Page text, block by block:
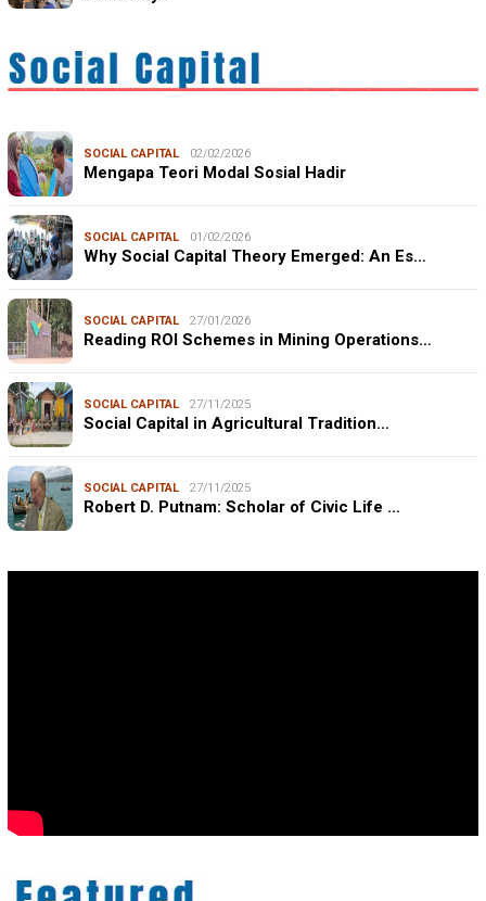
SOCIAL CAPITAL 02/02/2026
Mengapa Teori Modal Sosial Hadir
SOCIAL CAPITAL 01/02/2026
Why Social Capital Theory Emerged: An Es…
SOCIAL CAPITAL 27/01/2026
Reading ROI Schemes in Mining Operations…
SOCIAL CAPITAL 27/11/2025
Social Capital in Agricultural Tradition…
SOCIAL CAPITAL 27/11/2025
Robert D. Putnam: Scholar of Civic Life …